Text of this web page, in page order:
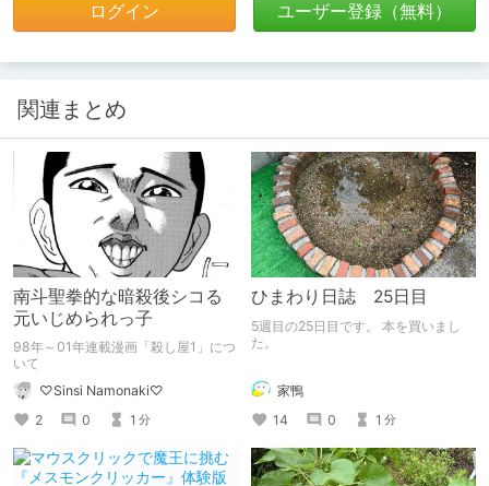
ログイン ユーザー登録（無料）
関連まとめ
南斗聖拳的な暗殺後シコる
元いじめられっ子
98年～01年連載漫画「殺し屋1」につ
いて
♡Sinsi Namonaki♡
2
0 1 分
ひまわり日誌 25日目
5週目の25日目です。 本を買いまし
た。
家鴨
14
0 1 分